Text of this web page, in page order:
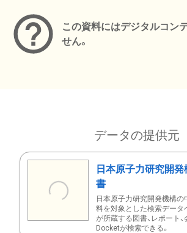
この資料にはデジタルコン
せん。
データの提供元
日本原子力研究開
書
日本原子力研究開発機構の
料を対象とした検索データ
が所蔵する図書、レポート、
Docketが検索できる。